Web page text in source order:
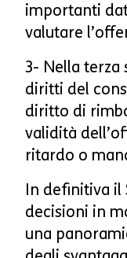
importanti
valutare
3- Nella terza
diritti del
diritto di
validità
ritardo o
In definitiva il
decisioni in
una